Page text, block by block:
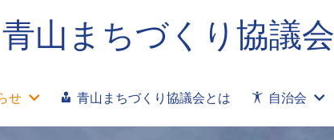
青山まちづくり協議会
せ 青山まちづくり協議会とは 自治会